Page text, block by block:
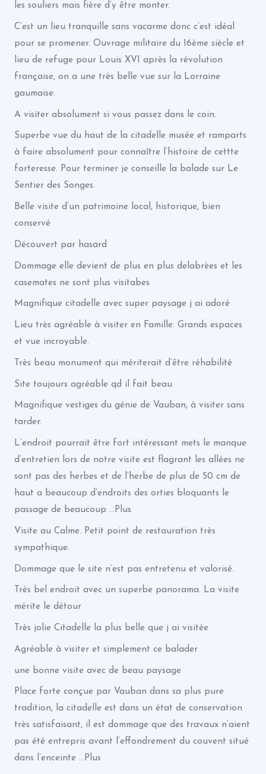
les souliers mais fière d’y être monter.
C’est un lieu tranquille sans vacarme donc c’est idéal
pour se promener. Ouvrage militaire du 16ème siècle et
lieu de refuge pour Louis XVI après la révolution
française, on a une très belle vue sur la Lorraine
gaumaise.
A visiter absolument si vous passez dans le coin.
Superbe vue du haut de la citadelle musée et ramparts
à faire absolument pour connaître l’histoire de cettte
forteresse. Pour terminer je conseille la balade sur Le
Sentier des Songes.
Belle visite d’un patrimoine local, historique, bien
conservé
Découvert par hasard
Dommage elle devient de plus en plus delabrèes et les
casemates ne sont plus visitabes
Magnifique citadelle avec super paysage j ai adoré
Lieu très agréable à visiter en Famille. Grands espaces
et vue incroyable.
Très beau monument qui mériterait d’être réhabilité
Site toujours agréable qd il fait beau
Magnifique vestiges du génie de Vauban, à visiter sans
tarder.
L’endroit pourrait être fort intéressant mets le manque
d’entretien lors de notre visite est flagrant les allées ne
sont pas des herbes et de l’herbe de plus de 50 cm de
haut a beaucoup d’endroits des orties bloquants le
passage de beaucoup …Plus
Visite au Calme. Petit point de restauration très
sympathique.
Dommage que le site n’est pas entretenu et valorisé.
Très bel endroit avec un superbe panorama. La visite
mérite le détour
Très jolie Citadelle la plus belle que j ai visitée
Agréable à visiter et simplement ce balader
une bonne visite avec de beau paysage
Place forte conçue par Vauban dans sa plus pure
tradition, la citadelle est dans un état de conservation
très satisfaisant, il est dommage que des travaux n’aient
pas été entrepris avant l’effondrement du couvent situé
dans l’enceinte …Plus